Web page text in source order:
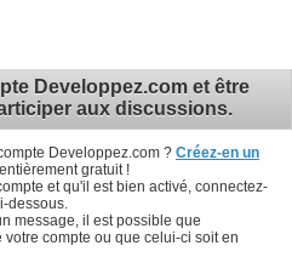
Developpez.com et être
aux discussions.
Developpez.com ? Créez-en un
entièrement gratuit !
et qu'il est bien activé, connectez-
dessous.
message, il est possible que
compte ou que celui-ci soit en